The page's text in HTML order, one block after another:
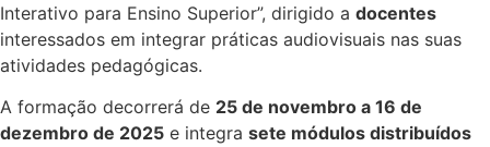
Interativo para Ensino Superior”, dirigido a docentes
interessados em integrar práticas audiovisuais nas suas
atividades pedagógicas.
A formação decorrerá de 25 de novembro a 16 de
dezembro de 2025 e integra sete módulos distribuídos